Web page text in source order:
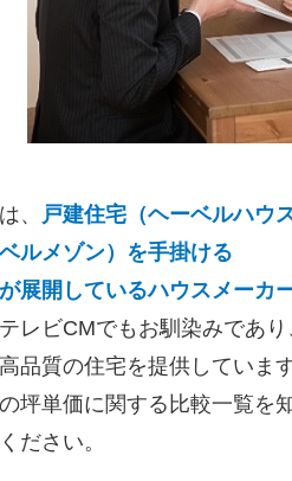
、
戸建住宅（ヘーベルハウ
ルメゾン）を手掛ける
展開しているハウスメーカ
レビCMでもお馴染みであり
品質の住宅を提供していま
坪単価に関する比較一覧を
ださい。